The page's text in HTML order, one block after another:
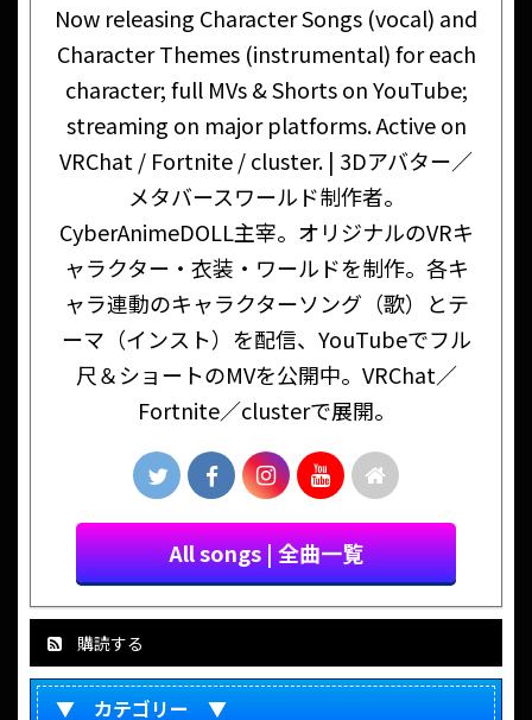
Now releasing Character Songs (vocal) and
Character Themes (instrumental) for each
character; full MVs & Shorts on YouTube;
streaming on major platforms. Active on
VRChat / Fortnite / cluster. | 3Dアバター／
メタバースワールド制作者。
CyberAnimeDOLL主宰。オリジナルのVRキ
ャラクター・衣装・ワールドを制作。各キ
ャラ連動のキャラクターソング（歌）とテ
ーマ（インスト）を配信、YouTubeでフル
尺＆ショートのMVを公開中。VRChat／
Fortnite／clusterで展開。
All songs | 全曲一覧
購読する
▼ カテゴリー ▼